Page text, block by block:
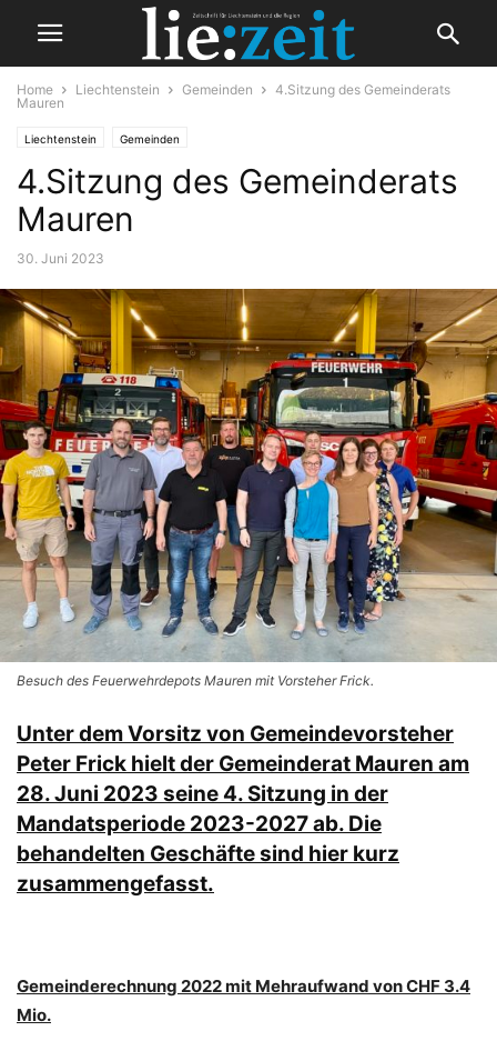
Home Liechtenstein Gemeinden
4.Sitzung des Gemeinderats
Mauren
Liechtenstein Gemeinden
4.Sitzung des Gemeinderats
Mauren
30. Juni 2023
Besuch des Feuerwehrdepots Mauren mit Vorsteher Frick.
Unter dem Vorsitz von Gemeindevorsteher
Peter Frick hielt der Gemeinderat Mauren am
28. Juni 2023 seine 4. Sitzung in der
Mandatsperiode 2023-2027 ab. Die
behandelten Geschäfte sind hier kurz
zusammengefasst.
Gemeinderechnung 2022 mit Mehraufwand von CHF 3.4
Mio.